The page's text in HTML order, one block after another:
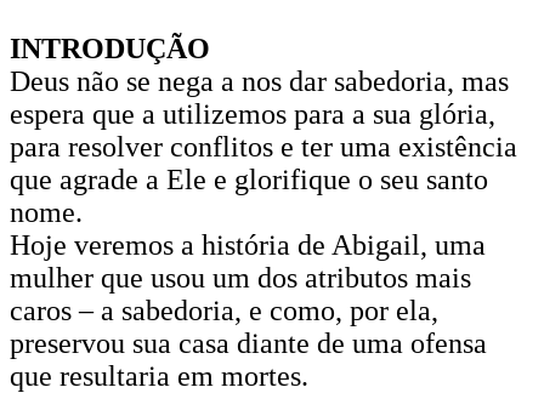
INTRODUÇÃO
Deus não se nega a nos dar sabedoria, mas
espera que a utilizemos para a sua glória,
para resolver conflitos e ter uma existência
que agrade a Ele e glorifique o seu santo
nome.
Hoje veremos a história de Abigail, uma
mulher que usou um dos atributos mais
caros – a sabedoria, e como, por ela,
preservou sua casa diante de uma ofensa
que resultaria em mortes.